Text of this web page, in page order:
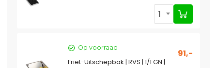
1
Op voorraad
91,-
Friet-Uitschepbak | RVS | 1/1 GN |